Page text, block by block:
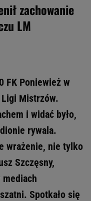
zachowanie
LM
FK Poniewież w
Mistrzów.
i widać było,
rywala.
wrażenie, nie tylko
Szczęsny,
Spotkało się